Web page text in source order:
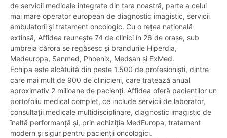
de servicii medicale integrate din țara noastră, parte a celui
mai mare operator european de diagnostic imagistic, servicii
ambulatorii și tratament oncologic. Cu o rețea națională
extinsă, Affidea reunește 74 de clinici în 26 de orașe, sub
umbrela cărora se regăsesc și brandurile Hiperdia,
Medeuropa, Sanmed, Phoenix, Medsan și ExMed.
Echipa este alcătuită din peste 1.500 de profesioniști, dintre
care mai mult de 900 de clinicieni, care tratează anual
aproximativ 2 milioane de pacienți. Affidea oferă pacienților un
portofoliu medical complet, ce include servicii de laborator,
consultații medicale multidisciplinare, diagnostic imagistic de
înaltă performanță și, prin achiziția MedEuropa, tratament
modern și sigur pentru pacienții oncologici.